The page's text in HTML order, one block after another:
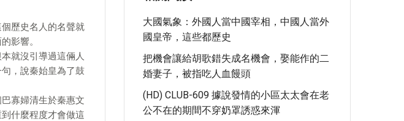
歷史名人的名聲就
影響。
就沒引導過這倆人
，說秦始皇為了鼓
寡婦清生於秦惠文
什麼程度才會做這
大國氣象：外國人當中國宰相，中國人當外
國皇帝，這些都歷史
把機會讓給胡歌錯失成名機會，娶能作的二
婚妻子，被指吃人血饅頭
(HD) CLUB-609 據說發情的小區太太會在老
公不在的期間不穿奶罩誘惑來渾